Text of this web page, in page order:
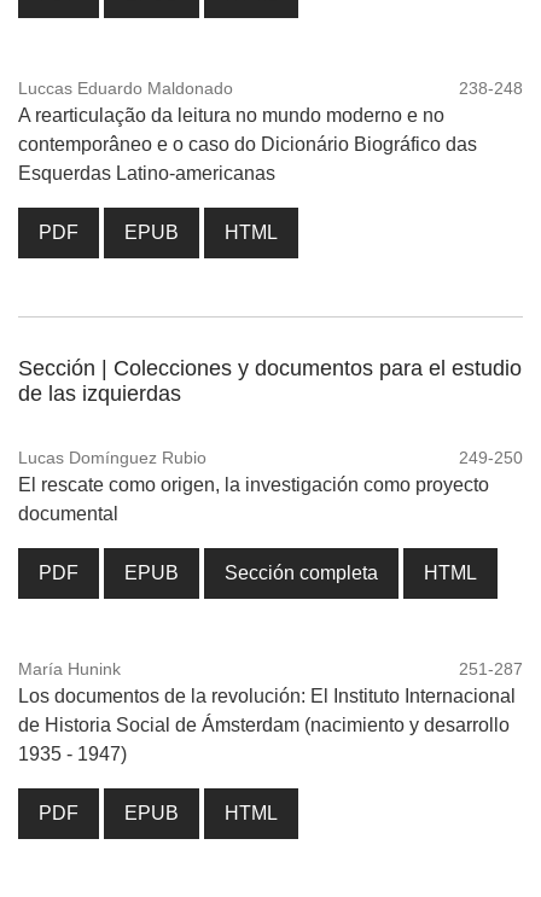
Luccas Eduardo Maldonado 238-248
A rearticulação da leitura no mundo moderno e no
contemporâneo e o caso do Dicionário Biográfico das
Esquerdas Latino-americanas
PDF EPUB HTML
Sección | Colecciones y documentos para el estudio
de las izquierdas
Lucas Domínguez Rubio 249-250
El rescate como origen, la investigación como proyecto
documental
PDF EPUB Sección completa HTML
María Hunink 251-287
Los documentos de la revolución: El Instituto Internacional
de Historia Social de Ámsterdam (nacimiento y desarrollo
1935 - 1947)
PDF EPUB HTML